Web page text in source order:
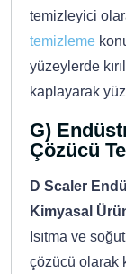
temizleyici
temizleme
yüzeylerde
kaplayarak
G)
Çözücü
D Scaler
Kimyasal
Isıtma ve
çözücü olarak